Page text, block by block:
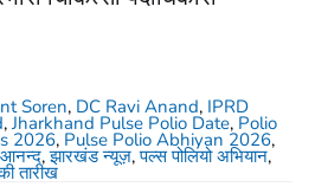
Soren, DC Ravi Anand, IPRD
, Jharkhand Pulse Polio Date, Polio
2026, Pulse Polio Abhiyan 2026,
आनन्द,झारखंड न्यूज़,पल्स पोलियो अभियान,
तारीख